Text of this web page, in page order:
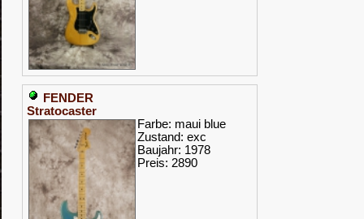
FENDER
Stratocaster
Farbe: maui blue
Zustand: exc
Baujahr: 1978
Preis: 2890